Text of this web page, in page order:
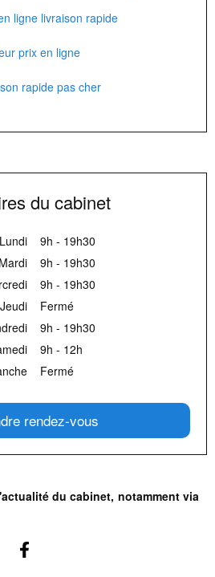
ligne livraison rapide
prix en ligne
rapide pas cher
du cabinet
Lundi
9h - 19h30
Mardi
9h - 19h30
9h - 19h30
Jeudi
Fermé
9h - 19h30
9h - 12h
Fermé
rendez-vous
du cabinet, notamment via